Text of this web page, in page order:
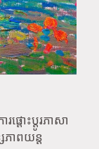
ផ្តោះប្តូរភាសា
ភាពយន្ត